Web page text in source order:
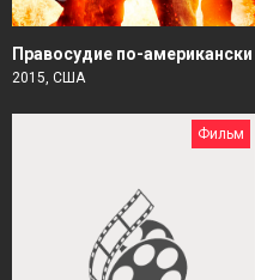
Правосудие по-американски
2015, США
Фильм